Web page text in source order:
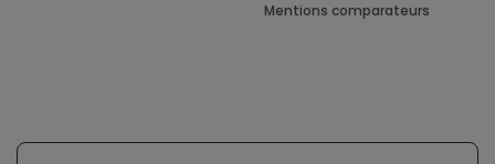
Mentions comparateurs